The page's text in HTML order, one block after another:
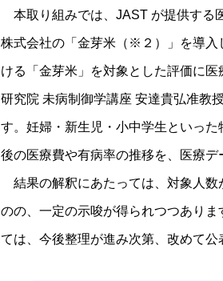
本取り組みでは、JAST が提供する
株式会社の「金芽米（※２）」を導入
ける「金芽米」を対象とした評価に
研究院 未病制御学講座 安達貴弘准教
す。妊婦・新生児・小中学生といっ
後の医療費や有病率の推移を、医療デ
結果の解釈にあたっては、対象人数
のの、一定の示唆が得られつつあり
ては、今後整理が進み次第、改めて公